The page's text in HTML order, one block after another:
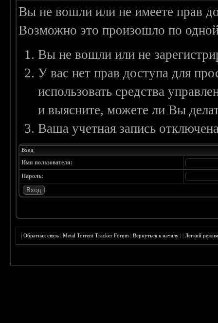
Вы не вошли или не имеете прав
Возможно это произошло по
Вы не вошли или не
У вас нет прав доступа для
использовать средства
и выясните, можете ли Вы
Ваша учетная запись
Вход
Имя пользователя:
Пароль:
|Обратная связь |Metal Torrent Tracker Forum |Вернуться к началу ||Лёгкий